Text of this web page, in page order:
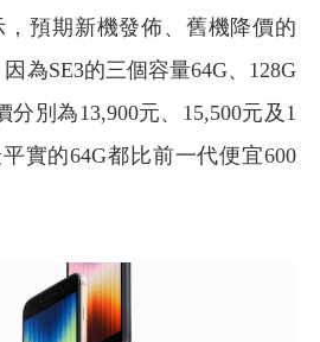
預期新機發佈、舊機降價的
為SE3的三個容量64G、128G
分別為13,900元、15,500元及1
實的64G都比前一代便宜600